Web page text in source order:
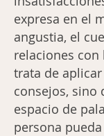
expresa en el
angustia, el
relaciones con
trata de
consejos, sino
espacio de
persona